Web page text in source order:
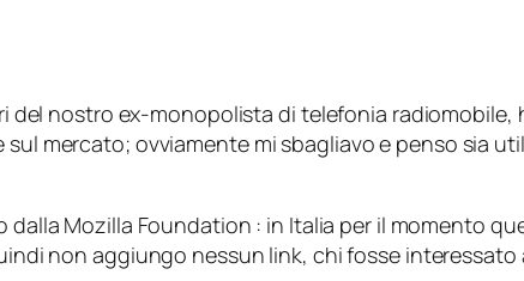
del nostro ex-monopolista di telefonia radiomobile,
mercato; ovviamente mi sbagliavo e penso sia
dalla Mozilla Foundation : in Italia per il momento
non aggiungo nessun link, chi fosse